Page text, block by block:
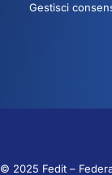
Gestisci
© 2025 Fedit –